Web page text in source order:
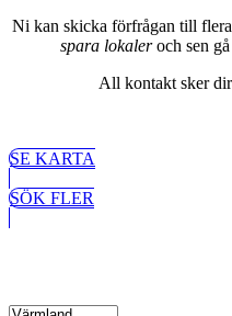
Ni kan skicka förfrågan till
spara lokaleroch sen
All kontakt sker
SE KARTA
SÖK FLER